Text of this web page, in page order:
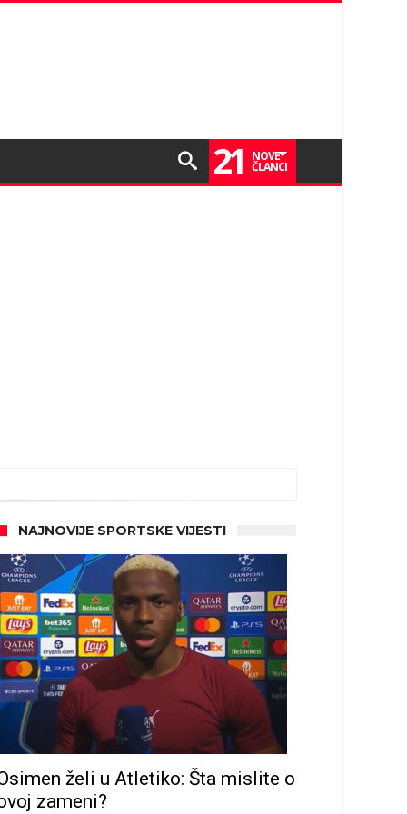
21 NOVE
ČLANCI
NAJNOVIJE SPORTSKE VIJESTI
želi u Atletiko: Šta mislite o
zameni?